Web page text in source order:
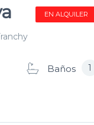
EN ALQUILER
Baños 1